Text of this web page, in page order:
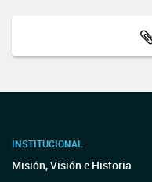
INSTITUCIONAL
Misión, Visión e Historia